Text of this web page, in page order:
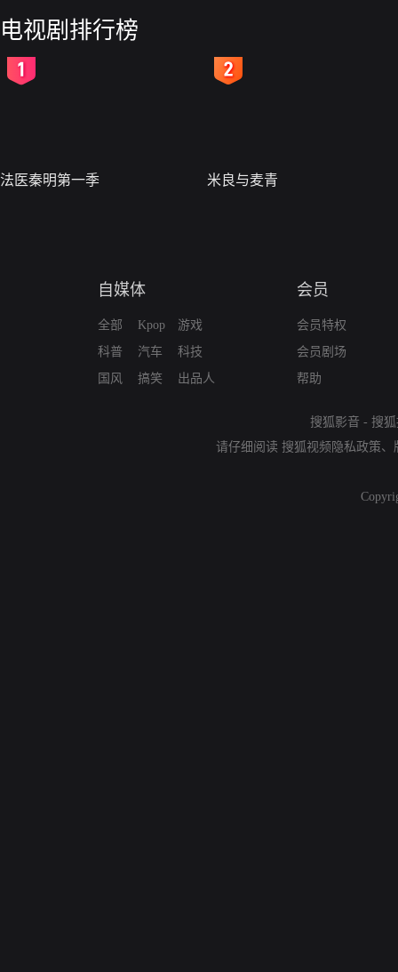
电视剧排行榜
法医秦明第一季 米良与麦青
自媒体
全部
科普
国风
Kpop
汽车
搞笑
游戏
科技
出品人
会员
会员特权
会员剧场
帮助
搜狐影音 - 搜
请仔细阅读 搜狐视频隐私政策、